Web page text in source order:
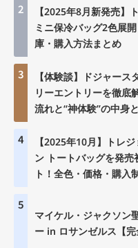
2
【2025年8月新発売】
ミニ保冷バッグ2色展
庫・購入方法まとめ
3
【体験談】ドジャース
リーエントリーを徹底
流れと“神体験”の中身
4
【2025年10月】トレ
ン トートバッグを発売
ト！全色・価格・購入
5
マイケル・ジャクソン
ー in ロサンゼルス【完